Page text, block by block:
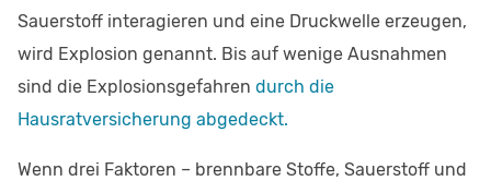
Sauerstoff interagieren und eine Druckwelle erzeugen,
wird Explosion genannt. Bis auf wenige Ausnahmen
sind die Explosionsgefahren durch die
Hausratversicherung abgedeckt.
Wenn drei Faktoren – brennbare Stoffe, Sauerstoff und